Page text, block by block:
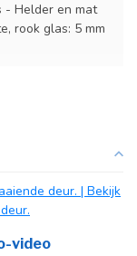
- Helder en mat
rook glas: 5 mm
vind je in de
deur. | Bekijk
video